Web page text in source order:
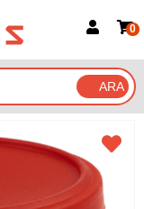
İle Bağlan
0